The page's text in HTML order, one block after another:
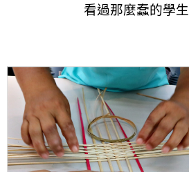
看過那麼蠢的學生